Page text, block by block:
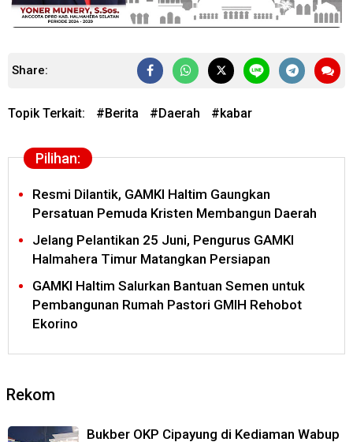
Share:
Topik Terkait: #Berita #Daerah #kabar
Pilihan:
Resmi Dilantik, GAMKI Haltim Gaungkan
Persatuan Pemuda Kristen Membangun Daerah
Jelang Pelantikan 25 Juni, Pengurus GAMKI
Halmahera Timur Matangkan Persiapan
GAMKI Haltim Salurkan Bantuan Semen untuk
Pembangunan Rumah Pastori GMIH Rehobot
Ekorino
Rekom
Bukber OKP Cipayung di Kediaman Wabup